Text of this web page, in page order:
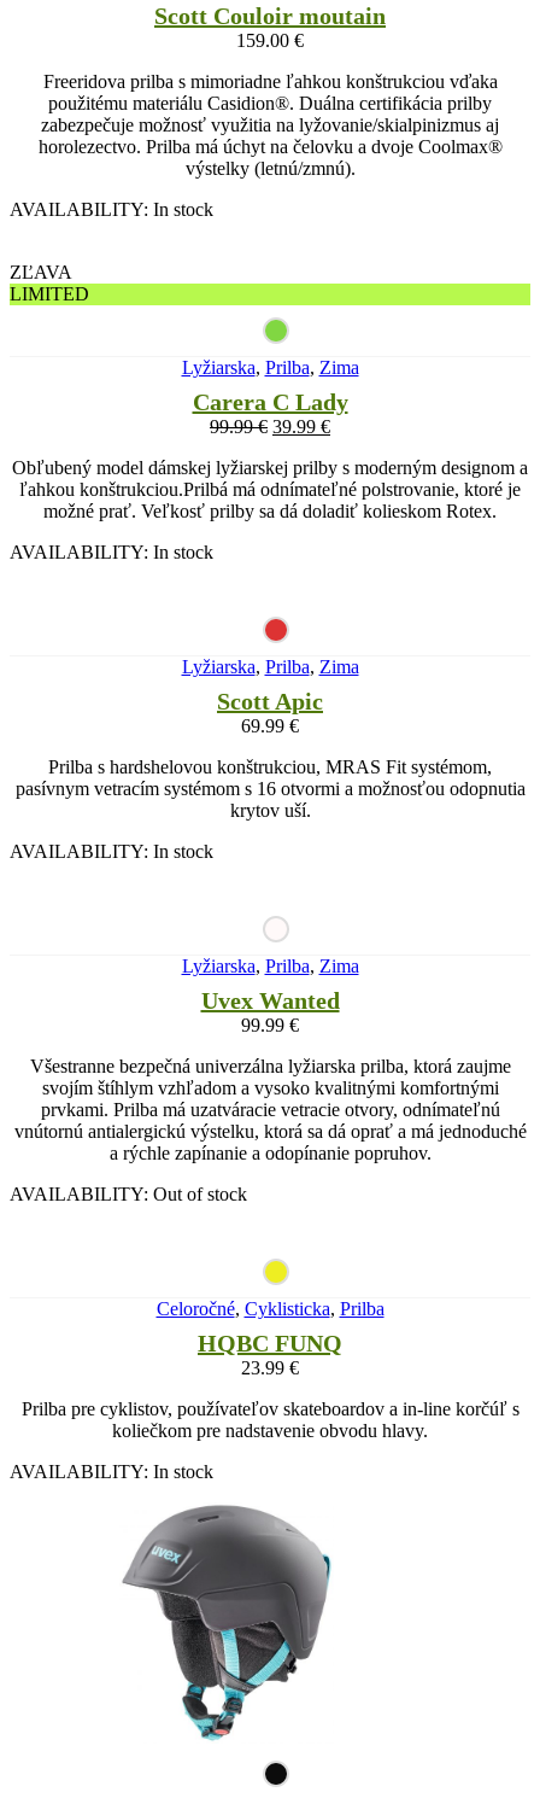
Scott Couloir moutain
159.00 €
Freeridova prilba s mimoriadne ľahkou konštrukciou vďaka
použitému materiálu Casidion®. Duálna certifikácia prilby
zabezpečuje možnosť využitia na lyžovanie/skialpinizmus aj
horolezectvo. Prilba má úchyt na čelovku a dvoje Coolmax®
výstelky (letnú/zmnú).
AVAILABILITY: In stock
ZĽAVA
LIMITED
Lyžiarska, Prilba, Zima
Carera C Lady
99.99€ 39.99 €
Obľubený model dámskej lyžiarskej prilby s moderným designom a
ľahkou konštrukciou.Prilbá má odnímateľné polstrovanie, ktoré je
možné prať. Veľkosť prilby sa dá doladiť kolieskom Rotex.
AVAILABILITY: In stock
Lyžiarska, Prilba, Zima
Scott Apic
69.99 €
Prilba s hardshelovou konštrukciou, MRAS Fit systémom,
pasívnym vetracím systémom s 16 otvormi a možnosťou odopnutia
krytov uší.
AVAILABILITY: In stock
Lyžiarska, Prilba, Zima
Uvex Wanted
99.99 €
Všestranne bezpečná univerzálna lyžiarska prilba, ktorá zaujme
svojím štíhlym vzhľadom a vysoko kvalitnými komfortnými
prvkami. Prilba má uzatváracie vetracie otvory, odnímateľnú
vnútornú antialergickú výstelku, ktorá sa dá oprať a má jednoduché
a rýchle zapínanie a odopínanie popruhov.
AVAILABILITY: Out of stock
Celoročné, Cyklisticka, Prilba
HQBC FUNQ
23.99 €
Prilba pre cyklistov, používateľov skateboardov a in-line korčúľ s
koliečkom pre nadstavenie obvodu hlavy.
AVAILABILITY: In stock